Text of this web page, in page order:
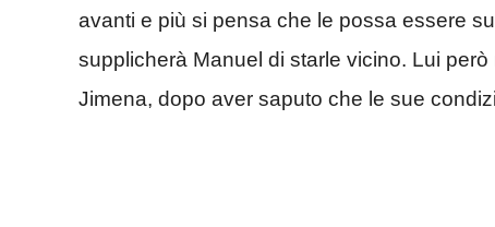
avanti e più si pensa che le possa essere
supplicherà Manuel di starle vicino. Lui
Jimena, dopo aver saputo che le sue